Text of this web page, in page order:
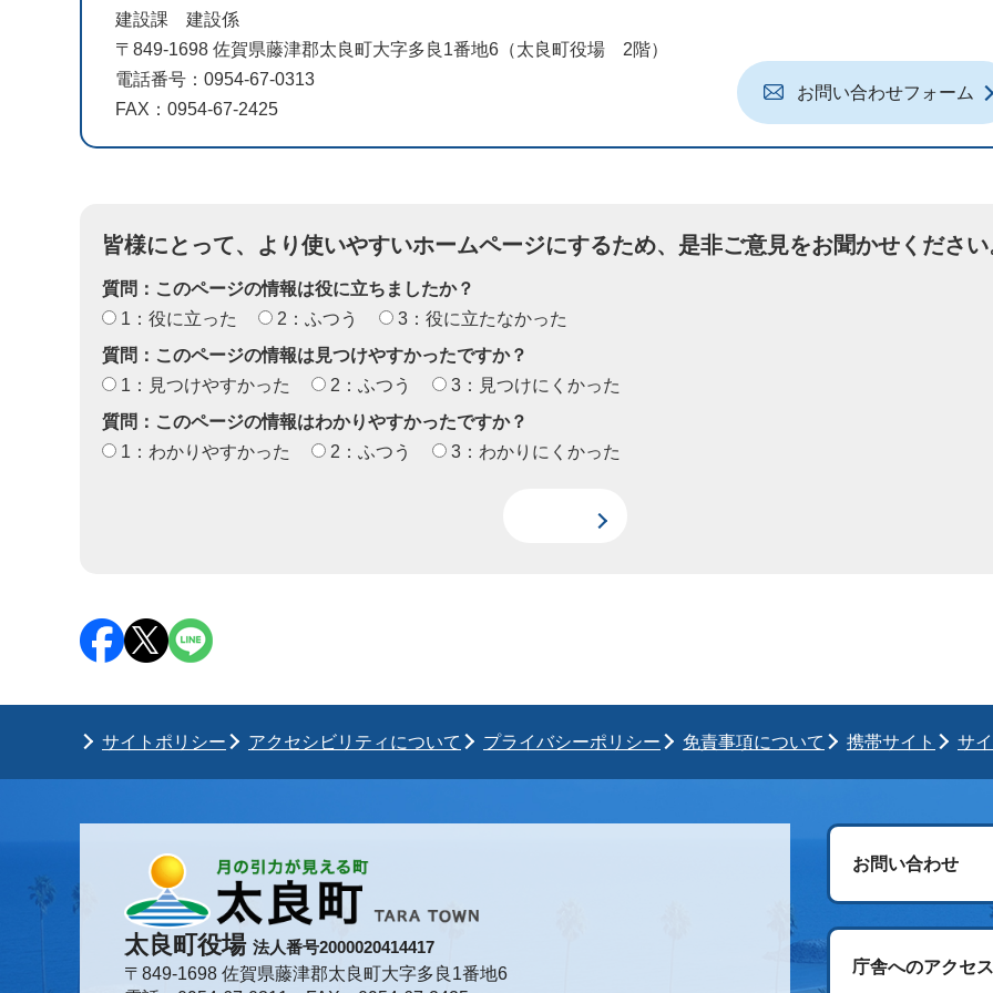
建設課 建設係
〒849-1698 佐賀県藤津郡太良町大字多良1番地6（太良町役場 2階）
電話番号：0954-67-0313
FAX：0954-67-2425
お問い合わせフォーム
皆様にとって、より使いやすいホームページにするため、是非ご意見をお聞かせください
質問：このページの情報は役に立ちましたか？
1：役に立った
2：ふつう
3：役に立たなかった
質問：このページの情報は見つけやすかったですか？
1：見つけやすかった
2：ふつう
3：見つけにくかった
質問：このページの情報はわかりやすかったですか？
1：わかりやすかった
2：ふつう 3：わかりにくかった
サイトポリシー アクセシビリティについて プライバシーポリシー 免責事項について 携帯サイト サ
太良町役場 法人番号2000020414417
〒849-1698 佐賀県藤津郡太良町大字多良1番地6
お問い合わせ
庁舎へのアクセス